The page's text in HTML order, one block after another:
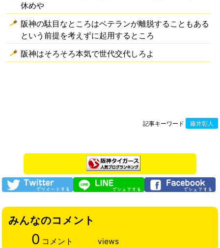
休めや
阪神の駄目なところはベテランが離脱することもある
という前提を考えずに起用するところ
阪神はそろそろ本気で世代交代しろよ
記事キーワード 藤井彰人
みんなのコメント
0 コメント views